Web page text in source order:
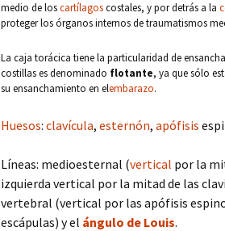
medio de loscartílagoscostales, y por detrás a la
proteger los órganos internos de traumatismos
La caja torácica tiene la particularidad de
costillas es denominado flotante, ya que sólo
su ensanchamiento en elembarazo.
Huesos: clavícula, esternón, apófisis
Líneas: medioesternal (vertical por la
izquierda vertical por la mitad de las
vertebral (vertical por las apófisis
escápulas) y el ángulo de Louis.